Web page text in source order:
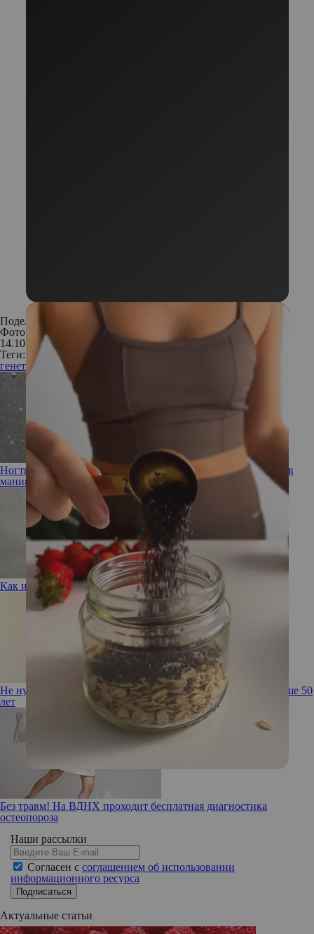
Поделиться:
Фото: Istockphoto
14.10.2019
Теги:
генетика
ДНК
Ногти-кардиган: что представляет из себя очередной тренд в
маникюре?
Как избавиться от хронического невезения
Не нужно себя прятать! Советы по стилю для женщин старше 50
лет
Без травм! На ВДНХ проходит бесплатная диагностика
остеопороза
Наши рассылки
Согласен с соглашением об использовании
информационного ресурса
Подписаться
Актуальные статьи